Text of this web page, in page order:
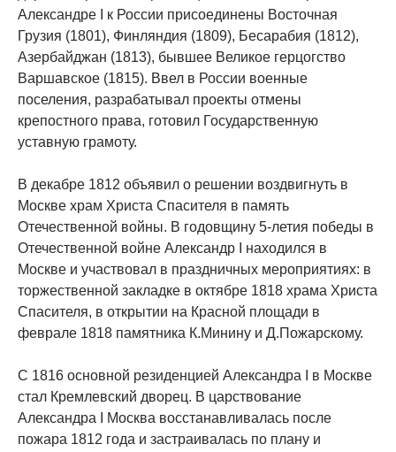
Aлександре I к России присоединены Восточная
Грузия (1801), Финляндия (1809), Бесарабия (1812),
Азербайджан (1813), бывшее Великое герцогство
Варшавское (1815). Ввел в России военные
поселения, разрабатывал проекты отмены
крепостного права, готовил Государственную
уставную грамоту.
В декабре 1812 объявил о решении воздвигнуть в
Москве храм Христа Спасителя в память
Отечественной войны. В годовщину 5-летия победы в
Отечественной войне Александр I находился в
Москве и участвовал в праздничных мероприятиях: в
торжественной закладке в октябре 1818 храма Христа
Спасителя, в открытии на Красной площади в
феврале 1818 памятника К.Минину и Д.Пожарскому.
С 1816 основной резиденцией Александра I в Москве
стал Кремлевский дворец. В царствование
Александра I Москва восстанавливалась после
пожара 1812 года и застраивалась по плану и